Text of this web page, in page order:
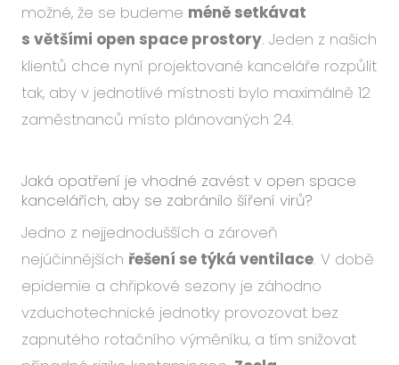
možné, že se budeme méně setkávat
s většími open space prostory. Jeden z našich
klientů chce nyní projektované kanceláře rozpůlit
tak, aby v jednotlivé místnosti bylo maximálně 12
zaměstnanců místo plánovaných 24.
Jaká opatření je vhodné zavést v open space
kancelářích, aby se zabránilo šíření virů?
Jedno z nejjednodušších a zároveň
nejúčinnějších řešení se týká ventilace. V době
epidemie a chřipkové sezony je záhodno
vzduchotechnické jednotky provozovat bez
zapnutého rotačního výměníku, a tím snižovat